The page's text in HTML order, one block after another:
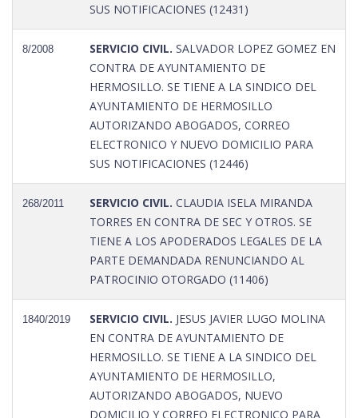
SUS NOTIFICACIONES (12431)
8/2008 SERVICIO CIVIL. SALVADOR LOPEZ GOMEZ EN
CONTRA DE AYUNTAMIENTO DE
HERMOSILLO. SE TIENE A LA SINDICO DEL
AYUNTAMIENTO DE HERMOSILLO
AUTORIZANDO ABOGADOS, CORREO
ELECTRONICO Y NUEVO DOMICILIO PARA
SUS NOTIFICACIONES (12446)
268/2011 SERVICIO CIVIL. CLAUDIA ISELA MIRANDA
TORRES EN CONTRA DE SEC Y OTROS. SE
TIENE A LOS APODERADOS LEGALES DE LA
PARTE DEMANDADA RENUNCIANDO AL
PATROCINIO OTORGADO (11406)
1840/2019 SERVICIO CIVIL. JESUS JAVIER LUGO MOLINA
EN CONTRA DE AYUNTAMIENTO DE
HERMOSILLO. SE TIENE A LA SINDICO DEL
AYUNTAMIENTO DE HERMOSILLO,
AUTORIZANDO ABOGADOS, NUEVO
DOMICILIO Y CORREO ELECTRONICO PARA